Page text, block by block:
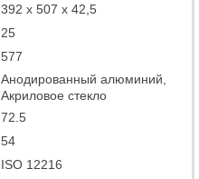
392 x 507 x 42,5
25
577
Анодированный алюминий,
Акриловое стекло
72.5
54
ISO 12216